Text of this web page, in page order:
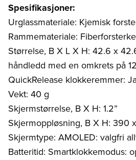
Spesifikasjoner:
Urglassmateriale: Kjemisk
Rammemateriale:
Størrelse, B X L X H: 42.6 x
håndledd med en omkrets på
QuickRelease klokkeremmer:
Vekt: 40 g
Skjermstørrelse, B X H: 1.2”
Skjermoppløsning, B X H: 390
Skjermtype: AMOLED: valgfri
Batteritid: Smartklokkemodus: